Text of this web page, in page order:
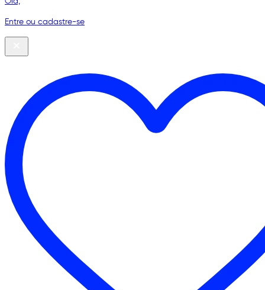
Entre ou cadastre-se